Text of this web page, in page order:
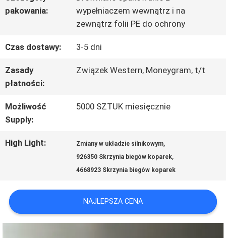
JAKOŚCI
SKONTAKTUJ
SIĘ
Z
NAMI
AKTUALNOŚCI
SPRAWY
pakowania:
wypełniaczem wewnątrz i na
zewnątrz folii PE do ochrony
Czas dostawy: 3-5 dni
Zasady
płatności:
Związek Western, Moneygram, t/t
Możliwość
Supply:
5000 SZTUK miesięcznie
High Light: Zmiany w układzie silnikowym,
926350 Skrzynia biegów koparek,
4668923 Skrzynia biegów koparek
NAJLEPSZA CENA